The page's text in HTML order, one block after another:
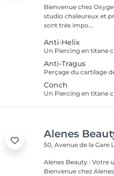
Bienvenue chez Oxygen Piercing & Tattoo à Esch. Nous
studio chaleureux et
sont très impo...
Anti-Helix
Anti-Tragus
Conch
Alenes
50, Avenue de la Gare
Alenes Beauty : Votre
Bienvenue chez